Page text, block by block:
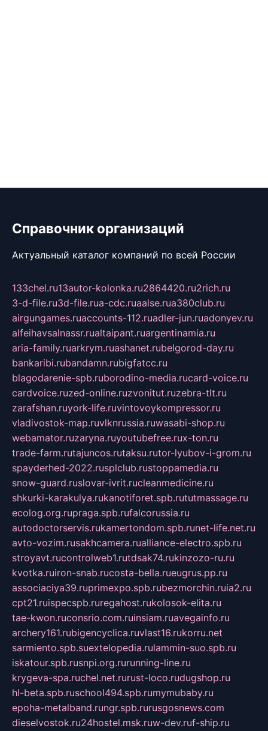
Справочник организаций
Актуальный каталог компаний по всей России
133chel.ru13autor-kolonka.ru2864420.ru2rich.ru
3-d-file.ru3d-file.rua-cdc.ruaalse.rua380club.ru
airgungames.ruaccounts-112.ruadler-jun.ruadonyev.ru
alfeihavsalnassr.rualtaipant.ruargentinamia.ru
aria-family.ruarkrym.ruashanet.rubelgorod-day.ru
bankaribi.rubandamn.rubigfatcc.ru
blagodarenie-spb.ruborodino-media.rucard-voice.ru
cardvoice.ruzed-online.ruzvonitut.ruzebra-tlt.ru
zarafshan.ruyork-life.ruvintovoykompressor.ru
vladivostok-map.ruvlknrussia.ruwasabi-shop.ru
webamator.ruzaryna.ruyoutubefree.rux-ton.ru
trade-farm.rutajuncos.rutaksu.rutor-lyubov-i-grom.ru
spayderhed-2022.rusplclub.rustoppamedia.ru
snow-guard.ruslovar-ivrit.rucleanmedicine.ru
shkurki-karakulya.rukanotiforet.spb.rututmassage.ru
ecolog.org.rupraga.spb.rufalcorussia.ru
autodoctorservis.rukamertondom.spb.runet-life.net.ru
avto-vozim.rusakhcamera.rualliance-electro.spb.ru
stroyavt.rucontrolweb1.rutdsak74.rukinzozo-ru.ru
kvotka.ruiron-snab.rucosta-bella.rueugrus.pp.ru
associaciya39.ruprimexpo.spb.rubezmorchin.ruia2.ru
cpt21.ruispecspb.ruregahost.rukolosok-elita.ru
tae-kwon.ruconsrio.com.ruinsiam.ruavegainfo.ru
archery161.rubigencyclica.ruvlast16.rukorru.net
sarmiento.spb.suextelopedia.rulammin-suo.spb.ru
iskatour.spb.rusnpi.org.rurunning-line.ru
krygeva-spa.ruchel.net.rurust-loco.rudugshop.ru
hl-beta.spb.ruschool494.spb.rumymubaby.ru
epoha-metalband.rungr.spb.rurusgosnews.com
dieselvostok.ru24hostel.msk.ruw-dev.ruf-ship.ru